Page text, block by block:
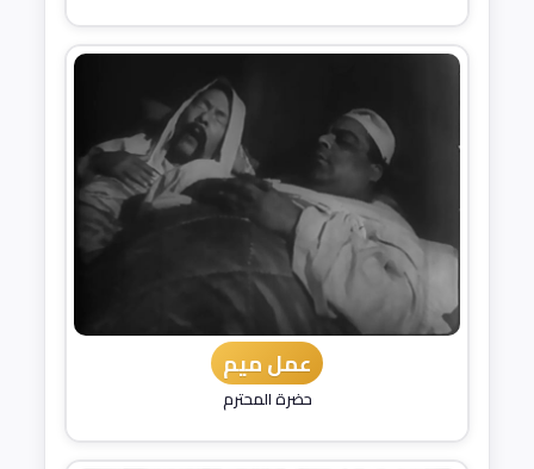
عمل ميم
حضرة المحترم